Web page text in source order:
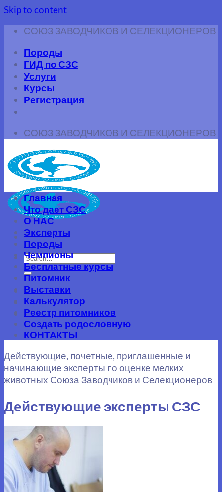
Skip to content
СОЮЗ ЗАВОДЧИКОВ И СЕЛЕКЦИОНЕРОВ
Породы
ГИД по СЗС
Услуги
Курсы
Регистрация
СОЮЗ ЗАВОДЧИКОВ И СЕЛЕКЦИОНЕРОВ
-
-
Главная
Что дает СЗС
О НАС
Эксперты
Породы
Чемпионы
Бесплатные курсы
Питомник
Выставки
Калькулятор
Реестр питомников
Создать родословную
КОНТАКТЫ
Действующие, почетные, приглашенные и
начинающие эксперты по оценке мелких
животных Союза Заводчиков и Селекционеров
Действующие эксперты СЗС